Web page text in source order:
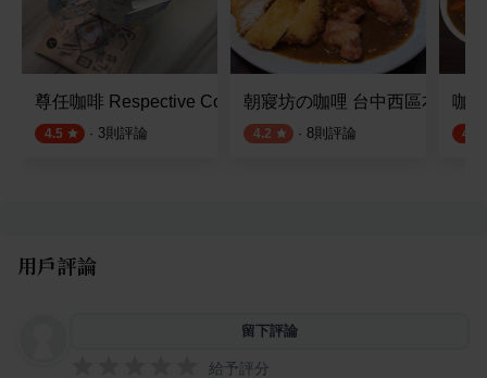
尊任咖啡 Respective Coffee
4.5 · 3則評論
朝寢坊の咖哩 台中西區本店
4.2 · 8則評論
咖
4.8
用戶評論
留下評論
給予評分